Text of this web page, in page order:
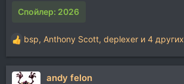
Спойлер: 2026
Р
е
а
bsp, Anthony Scott, deplexer и 4 других
andy felon